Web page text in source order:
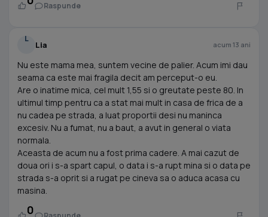
Raspunde
L
Lia acum 13 ani
Nu este mama mea, suntem vecine de palier. Acum imi dau
seama ca este mai fragila decit am perceput-o eu.
Are o inatime mica, cel mult 1,55 si o greutate peste 80. In
ultimul timp pentru ca a stat mai mult in casa de frica de a
nu cadea pe strada, a luat proportii desi nu maninca
excesiv. Nu a fumat, nu a baut, a avut in general o viata
normala.
Aceasta de acum nu a fost prima cadere. A mai cazut de
doua ori i s-a spart capul, o data i s-a rupt mina si o data pe
strada s-a oprit si a rugat pe cineva sa o aduca acasa cu
masina.
0